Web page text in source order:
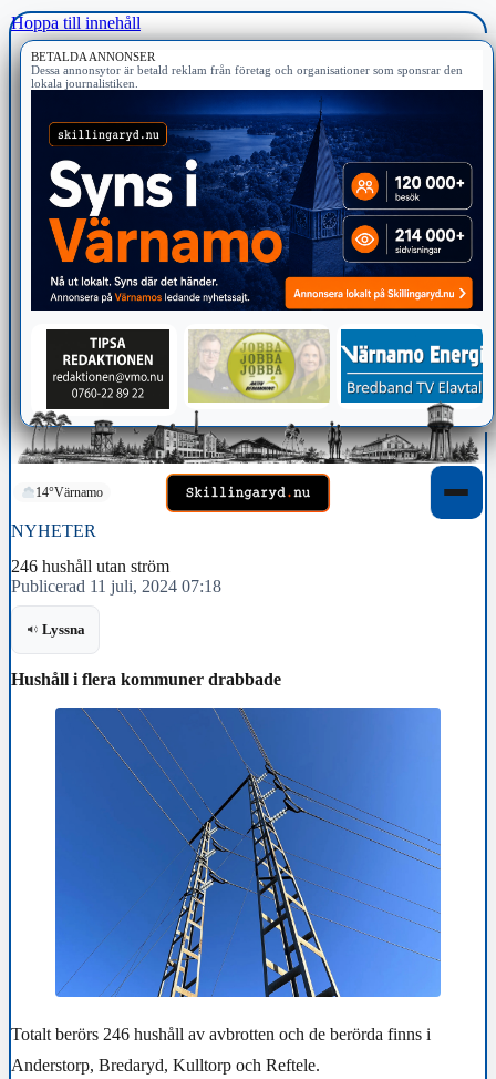
Hoppa till innehåll
BETALDA ANNONSER
Dessa annonsytor är betald reklam från företag och organisationer som sponsrar den
lokala journalistiken.
14°Värnamo
NYHETER
246 hushåll utan ström
Publicerad 11 juli, 2024 07:18
Lyssna
Hushåll i flera kommuner drabbade
Totalt berörs 246 hushåll av avbrotten och de berörda finns i
Anderstorp, Bredaryd, Kulltorp och Reftele.